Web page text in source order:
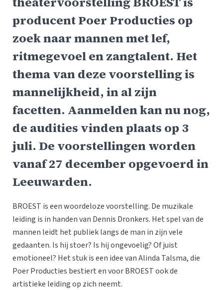
producent Poer Producties op
zoek naar mannen met lef,
ritmegevoel en zangtalent. Het
thema van deze voorstelling is
mannelijkheid, in al zijn
facetten. Aanmelden kan nu nog,
de audities vinden plaats op 3
juli. De voorstellingen worden
vanaf 27 december opgevoerd in
Leeuwarden.
BROEST is een woordeloze voorstelling. De muzikale
leiding is in handen van Dennis Dronkers. Het spel van de
mannen leidt het publiek langs de man in zijn vele
gedaanten. Is hij stoer? Is hij ongevoelig? Of juist
emotioneel? Het stuk is een idee van Alinda Talsma, die
Poer Producties bestiert en voor BROEST ook de
artistieke leiding op zich neemt.